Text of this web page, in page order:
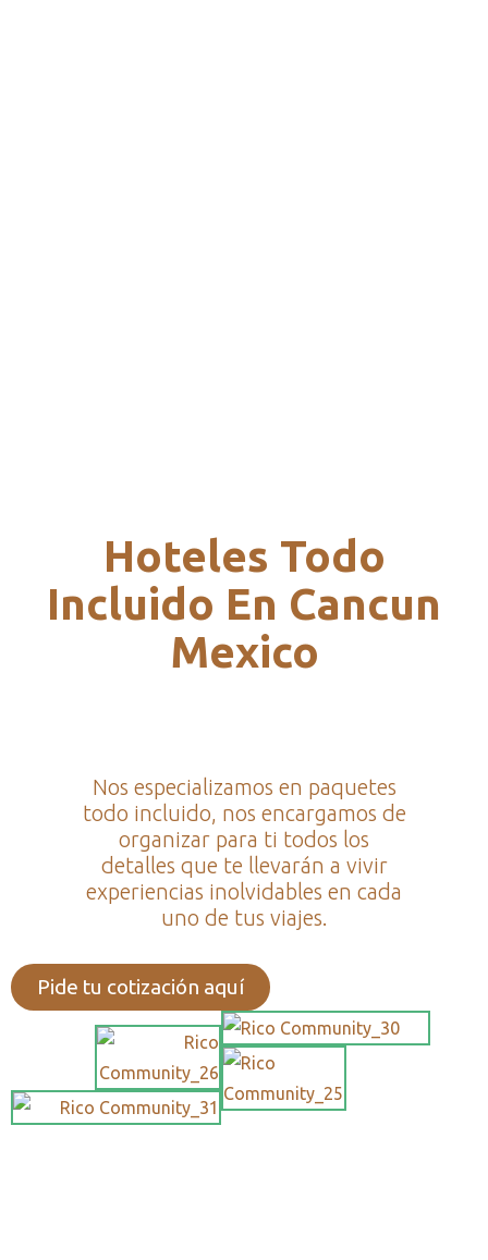
Hoteles Todo
Incluido En Cancun
Mexico
Nos especializamos en paquetes
todo incluido, nos encargamos de
organizar para ti todos los
detalles que te llevarán a vivir
experiencias inolvidables en cada
uno de tus viajes.
Pide tu cotización aquí